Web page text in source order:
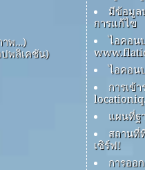
พ…)
พลิเคชัน)
มีข้อมูล
การแก้ไข
ไอคอน
ไอคอน
การเข้
แผนที่ฐ
สถานที่
เซิร์ฟ!
การออ